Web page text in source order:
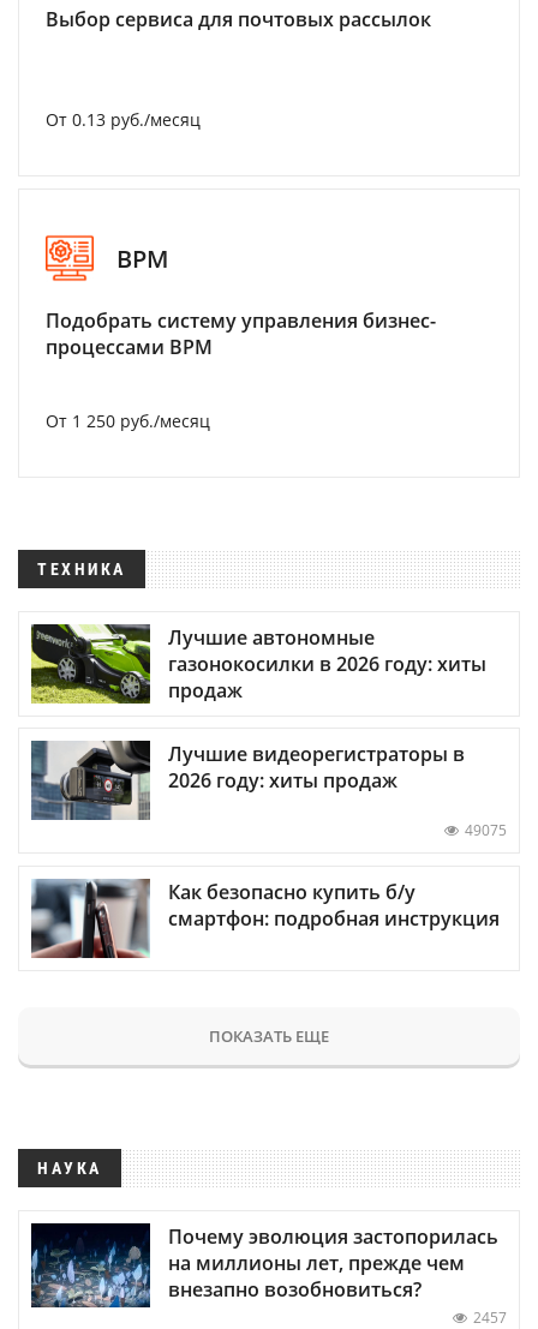
Выбор сервиса для почтовых рассылок
От 0.13 руб./месяц
BPM
Подобрать систему управления бизнес-
процессами BPM
От 1 250 руб./месяц
ТЕХНИКА
Лучшие автономные
газонокосилки в 2026 году: хиты
продаж
Лучшие видеорегистраторы в
2026 году: хиты продаж
49075
Как безопасно купить б/у
смартфон: подробная инструкция
ПОКАЗАТЬ ЕЩЕ
НАУКА
Почему эволюция застопорилась
на миллионы лет, прежде чем
внезапно возобновиться?
2457